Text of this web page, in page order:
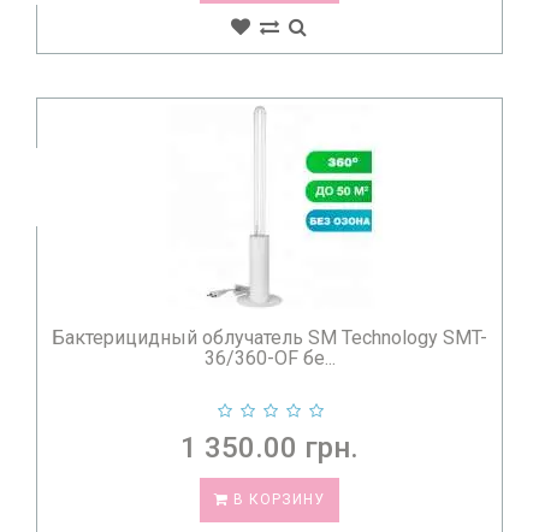
Бактерицидный облучатель SM Technology SMT-
36/360-OF бе...
1 350.00 грн.
В КОРЗИНУ